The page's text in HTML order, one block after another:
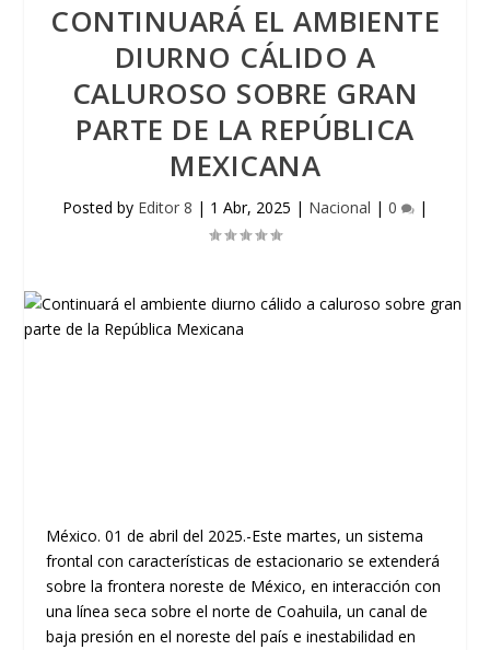
CONTINUARÁ EL AMBIENTE
DIURNO CÁLIDO A
CALUROSO SOBRE GRAN
PARTE DE LA REPÚBLICA
MEXICANA
Posted by Editor 8 | 1 Abr, 2025 | Nacional | 0 |
México. 01 de abril del 2025.-Este martes, un sistema
frontal con características de estacionario se extenderá
sobre la frontera noreste de México, en interacción con
una línea seca sobre el norte de Coahuila, un canal de
baja presión en el noreste del país e inestabilidad en